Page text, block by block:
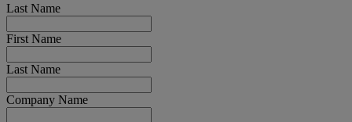
Last Name
First Name
Last Name
Company Name